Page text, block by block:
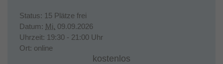
Status: 15 Plätze frei
Datum: Mi. 09.09.2026
Uhrzeit: 19:30 - 21:00 Uhr
Ort: online
kostenlos